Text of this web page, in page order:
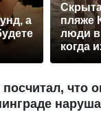
а
пляже
люди
когда
что